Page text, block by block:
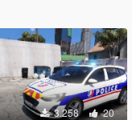
3.258 20